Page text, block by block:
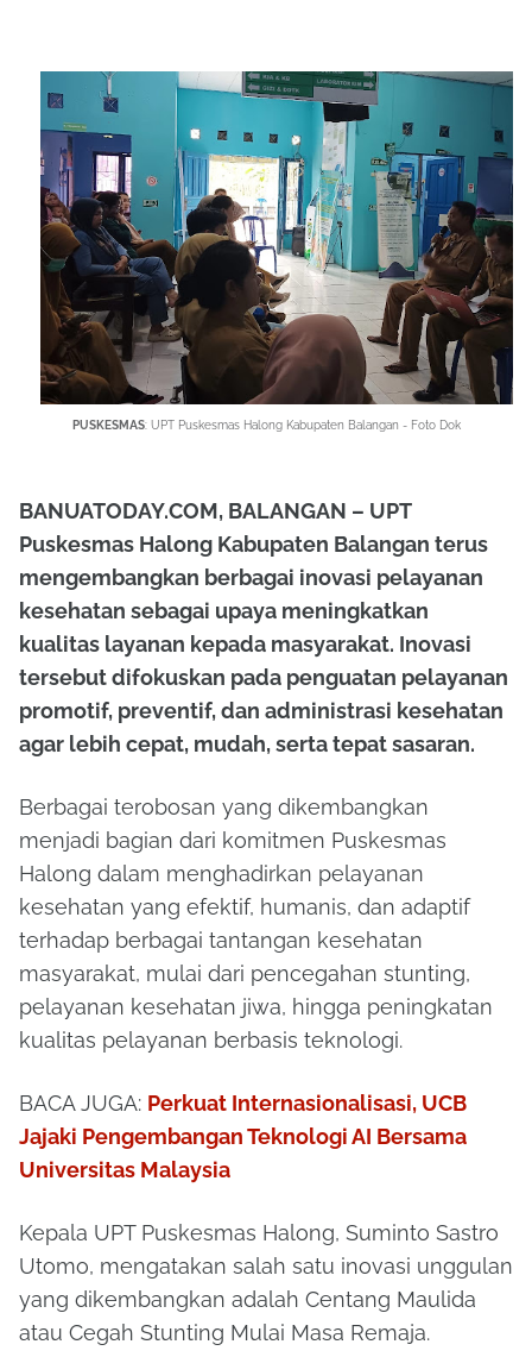
PUSKESMAS: UPT Puskesmas Halong Kabupaten Balangan - Foto Dok
BANUATODAY.COM, BALANGAN – UPT
Puskesmas Halong Kabupaten Balangan terus
mengembangkan berbagai inovasi pelayanan
kesehatan sebagai upaya meningkatkan
kualitas layanan kepada masyarakat. Inovasi
tersebut difokuskan pada penguatan pelayanan
promotif, preventif, dan administrasi kesehatan
agar lebih cepat, mudah, serta tepat sasaran.
Berbagai terobosan yang dikembangkan
menjadi bagian dari komitmen Puskesmas
Halong dalam menghadirkan pelayanan
kesehatan yang efektif, humanis, dan adaptif
terhadap berbagai tantangan kesehatan
masyarakat, mulai dari pencegahan stunting,
pelayanan kesehatan jiwa, hingga peningkatan
kualitas pelayanan berbasis teknologi.
BACA JUGA: Perkuat Internasionalisasi, UCB
Jajaki Pengembangan Teknologi AI Bersama
Universitas Malaysia
Kepala UPT Puskesmas Halong, Suminto Sastro
Utomo, mengatakan salah satu inovasi unggulan
yang dikembangkan adalah Centang Maulida
atau Cegah Stunting Mulai Masa Remaja.